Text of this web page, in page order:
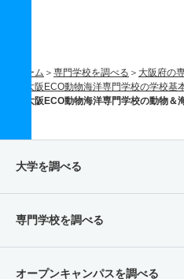
ホーム 専門学校を調べる
大阪府の
大阪ECO動物海洋専門学校の学校基
大阪ECO動物海洋専門学校の動物＆
大学を調べる
専門学校を調べる
オープンキャンパスを調べる